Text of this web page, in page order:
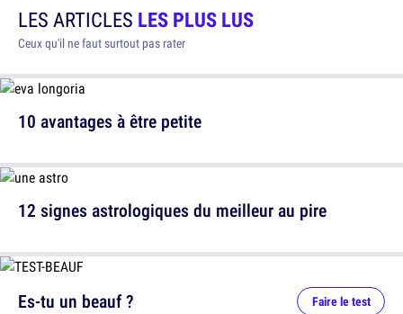
LES ARTICLES LES PLUS LUS
Ceux qu'il ne faut surtout pas rater
10 avantages à être petite
12 signes astrologiques du meilleur au pire
Es-tu un beauf ? Faire le test